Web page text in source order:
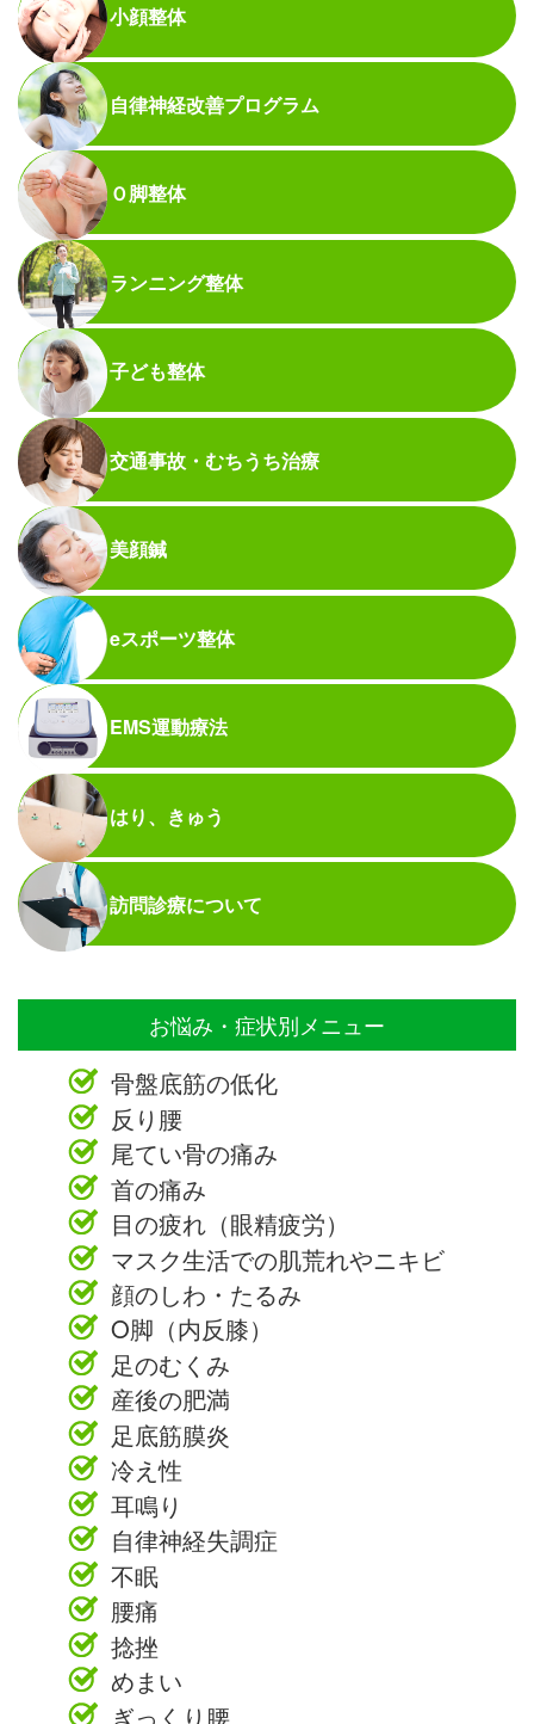
小顔整体
自律神経改善プログラム
Ｏ脚整体
ランニング整体
子ども整体
交通事故・むちうち治療
美顔鍼
eスポーツ整体
EMS運動療法
はり、きゅう
訪問診療について
お悩み・症状別メニュー
骨盤底筋の低化
反り腰
尾てい骨の痛み
首の痛み
目の疲れ（眼精疲労）
マスク生活での肌荒れやニキビ
顔のしわ・たるみ
O脚（内反膝）
足のむくみ
産後の肥満
足底筋膜炎
冷え性
耳鳴り
自律神経失調症
不眠
腰痛
捻挫
めまい
ぎっくり腰